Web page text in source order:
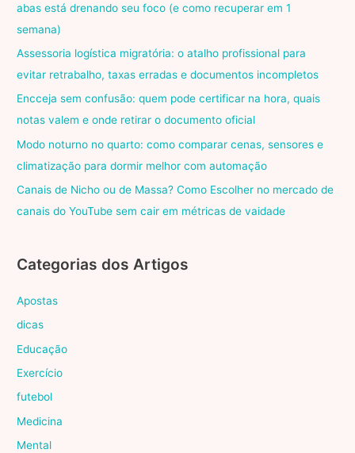
abas está drenando seu foco (e como recuperar em 1
semana)
Assessoria logística migratória: o atalho profissional para
evitar retrabalho, taxas erradas e documentos incompletos
Encceja sem confusão: quem pode certificar na hora, quais
notas valem e onde retirar o documento oficial
Modo noturno no quarto: como comparar cenas, sensores e
climatização para dormir melhor com automação
Canais de Nicho ou de Massa? Como Escolher no mercado de
canais do YouTube sem cair em métricas de vaidade
Categorias dos Artigos
Apostas
dicas
Educação
Exercício
futebol
Medicina
Mental